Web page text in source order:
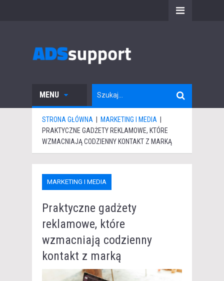
MENU
STRONA GŁÓWNA MARKETING I MEDIA
PRAKTYCZNE GADŻETY REKLAMOWE, KTÓRE
WZMACNIAJĄ CODZIENNY KONTAKT Z MARKĄ
MARKETING I MEDIA
Praktyczne gadżety
reklamowe, które
wzmacniają codzienny
kontakt z marką